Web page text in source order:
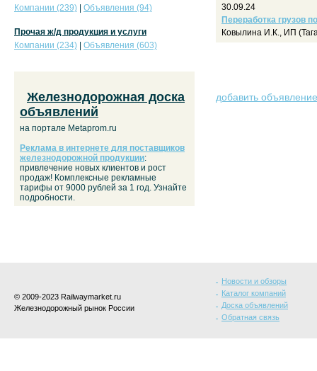
30.09.24
Переработка грузов
Ковылина И.К., ИП
добавить объявление
Компании (239)
Объявления (94)
Прочая ж/д продукция и услуги
Компании (234)
Объявления (603)
Железнодорожная доска
объявлений
на портале Metaprom.ru
Реклама в интернете для поставщиков
железнодорожной продукции:
привлечение новых клиентов и рост
продаж! Комплексные рекламные
тарифы от 9000 рублей за 1 год. Узнайте
подробности.
© 2009-2023 Railwaymarket.ru
Железнодорожный рынок России
Новости и обзоры
Каталог компаний
Доска объявлений
Обратная связь